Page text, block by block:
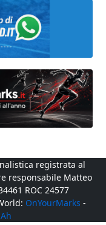
registrata al
responsabile Matteo
ROC 24577
OnYourMarks -